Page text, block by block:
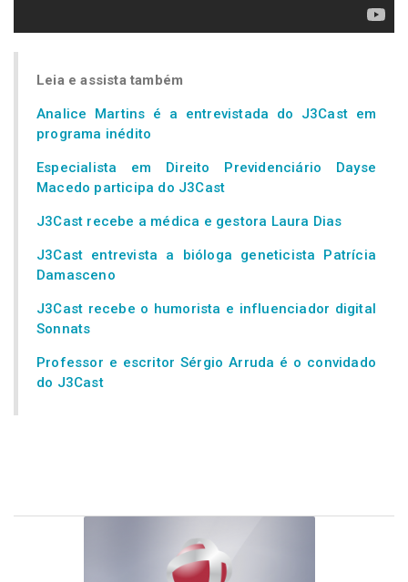
Leia e assista também
Analice Martins é a entrevistada do J3Cast em
programa inédito
Especialista em Direito Previdenciário Dayse
Macedo participa do J3Cast
J3Cast recebe a médica e gestora Laura Dias
J3Cast entrevista a bióloga geneticista Patrícia
Damasceno
J3Cast recebe o humorista e influenciador digital
Sonnats
Professor e escritor Sérgio Arruda é o convidado
do J3Cast